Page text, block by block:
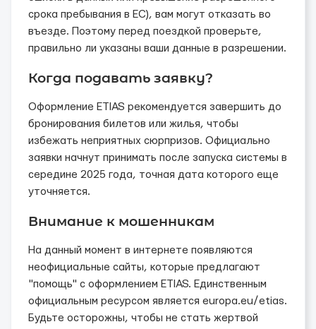
срока пребывания в ЕС), вам могут отказать во
въезде. Поэтому перед поездкой проверьте,
правильно ли указаны ваши данные в разрешении.
Когда подавать заявку?
Оформление ETIAS рекомендуется завершить до
бронирования билетов или жилья, чтобы
избежать неприятных сюрпризов. Официально
заявки начнут принимать после запуска системы в
середине 2025 года, точная дата которого еще
уточняется.
Внимание к мошенникам
На данный момент в интернете появляются
неофициальные сайты, которые предлагают
"помощь" с оформлением ETIAS. Единственным
официальным ресурсом является europa.eu/etias.
Будьте осторожны, чтобы не стать жертвой